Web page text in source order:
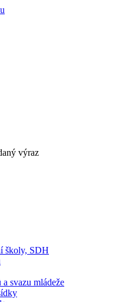
výraz
školy, SDH
svazu mládeže